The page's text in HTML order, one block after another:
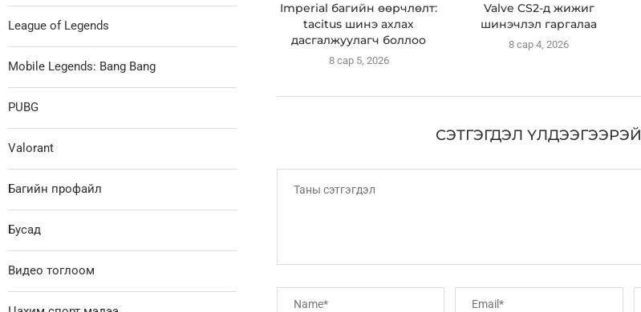
Imperial багийн өөрчлөлт:
tacitus шинэ ахлах
дасгалжуулагч боллоо
8 сар 5, 2026
Valve CS2-д жижиг
шинэчлэл гаргалаа
8 сар 4, 2026
СЭТГЭГДЭЛ ҮЛДЭЭГЭЭРЭЙ
League of Legends
Mobile Legends: Bang Bang
PUBG
Valorant
Багийн профайл
Бусад
Видео тоглоом